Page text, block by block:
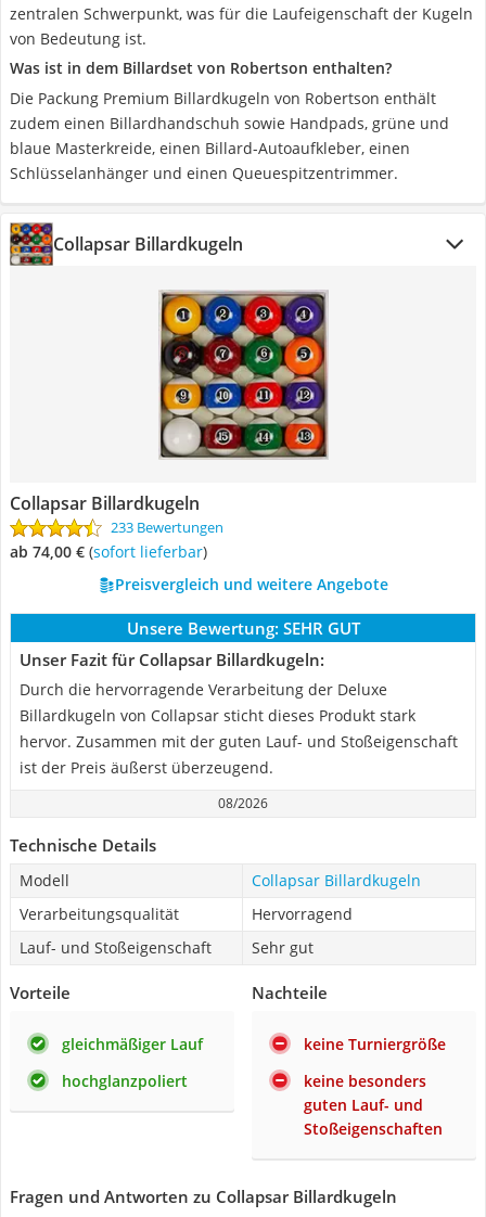
zentralen Schwerpunkt, was für die Laufeigenschaft der Kugeln
von Bedeutung ist.
Was ist in dem Billardset von Robertson enthalten?
Die Packung Premium Billardkugeln von Robertson enthält
zudem einen Billardhandschuh sowie Handpads, grüne und
blaue Masterkreide, einen Billard-Autoaufkleber, einen
Schlüsselanhänger und einen Queuespitzentrimmer.
Collapsar Billardkugeln
Collapsar Billardkugeln
233 Bewertungen
ab 74,00 € ( Sofort lieferbar)
Preisvergleich und weitere Angebote
Unsere Bewertung: SEHR GUT
Unser Fazit für Collapsar Billardkugeln:
Durch die hervorragende Verarbeitung der Deluxe
Billardkugeln von Collapsar sticht dieses Produkt stark
hervor. Zusammen mit der guten Lauf- und Stoßeigenschaft
ist der Preis äußerst überzeugend.
08/2026
Technische Details
Modell
Collapsar Billardkugeln
Verarbeitungsqualität
Hervorragend
Lauf- und Stoßeigenschaft
Sehr gut
Vorteile
gleichmäßiger Lauf
hochglanzpoliert
Nachteile
keine Turniergröße
keine besonders
guten Lauf- und
Stoßeigenschaften
Fragen und Antworten zu Collapsar Billardkugeln